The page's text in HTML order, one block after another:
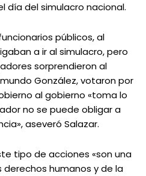
día del simulacro nacional.
públicos, al
a ir al simulacro, pero
sorprendieron al
González, votaron por
al gobierno «toma lo
no se puede obligar a
aseveró Salazar.
tipo de acciones «son una
humanos y de la